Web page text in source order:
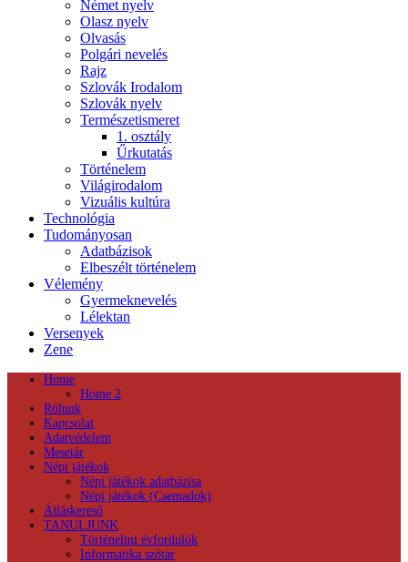
Német nyelv
Olasz nyelv
Olvasás
Polgári nevelés
Rajz
Szlovák Irodalom
Szlovák nyelv
Természetismeret
1. osztály
Űrkutatás
Történelem
Világirodalom
Vizuális kultúra
Technológia
Tudományosan
Adatbázisok
Elbeszélt történelem
Vélemény
Gyermeknevelés
Lélektan
Versenyek
Zene
Home
Home 2
Rólunk
Kapcsolat
Adatvédelem
Mesetár
Népi játékok
Népi játékok adatbázisa
Népi játékok (Csemadok)
Álláskereső
TANULJUNK
Történelmi évfordulók
Informatika szótár